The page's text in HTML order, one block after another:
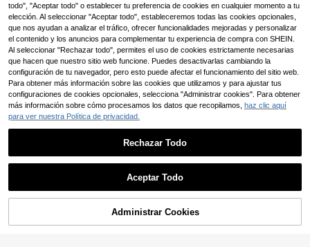
color y ligera para hombre, adecuad
a para actividades al aire libre en v
erano
9 ,90€
AÑADIR A LA BOLSA
todo", "Aceptar todo" o establecer tu preferencia de cookies en cualquier momento a tu
elección. Al seleccionar "Aceptar todo", estableceremos todas las cookies opcionales,
que nos ayudan a analizar el tráfico, ofrecer funcionalidades mejoradas y personalizar
el contenido y los anuncios para complementar tu experiencia de compra con SHEIN.
Al seleccionar "Rechazar todo", permites el uso de cookies estrictamente necesarias
que hacen que nuestro sitio web funcione. Puedes desactivarlas cambiando la
configuración de tu navegador, pero esto puede afectar el funcionamiento del sitio web.
Para obtener más información sobre las cookies que utilizamos y para ajustar tus
configuraciones de cookies opcionales, selecciona "Administrar cookies". Para obtener
más información sobre cómo procesamos los datos que recopilamos, haz clic aquí
para ver nuestra Política de privacidad.
Rechazar Todo
Aceptar Todo
Administrar Cookies